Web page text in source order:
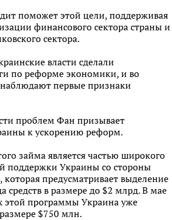
поможет этой цели, поддерживая
финансового сектора страны и
сектора.
власти сделали
по реформе экономики, и во
первые признаки
проблем Фан призывает
к ускорению реформ.
займа является частью широкого
поддержки Украины со стороны
предусматривает выделение
средств в размере до $2 млрд. В мае
этой программы Украина уже
$750 млн.